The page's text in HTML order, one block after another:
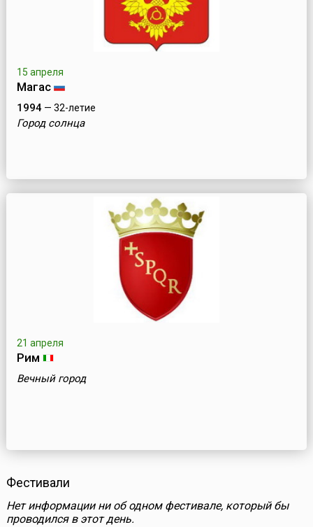
15 апреля
Магас
1994— 32-летие
Город солнца
21 апреля
Рим
Вечный город
Фестивали
Нет информации ни об одном фестивале, который бы
проводился в этот день.